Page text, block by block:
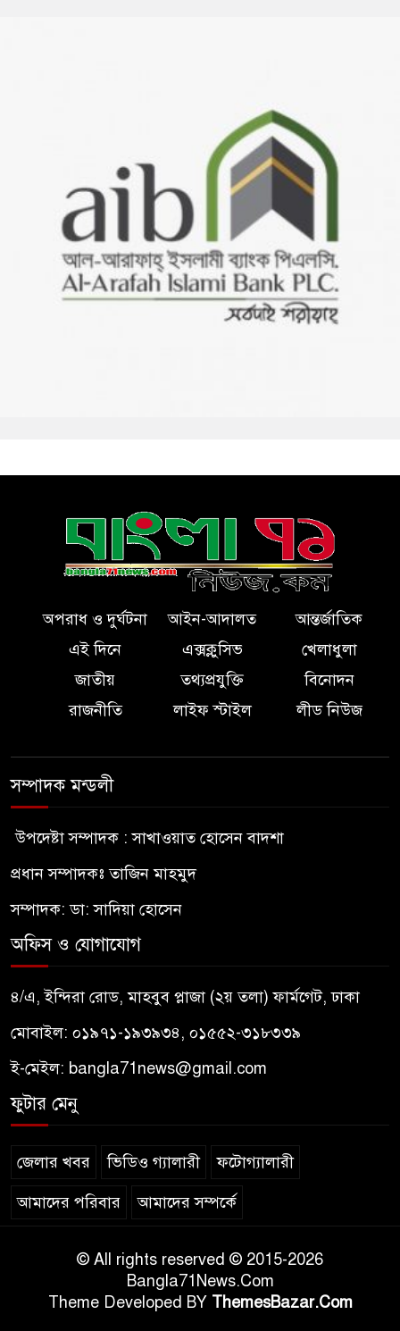
অপরাধ ও দুর্ঘটনা আইন-আদালত
আন্তর্জাতিক
এই দিনে
এক্সক্লুসিভ
খেলাধুলা
জাতীয়
তথ্যপ্রযুক্তি
বিনোদন
রাজনীতি
লাইফ স্টাইল লীড নিউজ
সম্পাদক মন্ডলী
উপদেষ্টা সম্পাদক : সাখাওয়াত হোসেন বাদশা
প্রধান সম্পাদকঃ তাজিন মাহমুদ
সম্পাদক: ডা: সাদিয়া হোসেন
অফিস ও যোগাযোগ
৪/এ, ইন্দিরা রোড, মাহবুব প্লাজা (২য় তলা) ফার্মগেট, ঢাকা
মোবাইল: ০১৯৭১-১৯৩৯৩৪, ০১৫৫২-৩১৮৩৩৯
ই-মেইল: bangla71news@gmail.com
ফুটার মেনু
জেলার খবর ভিডিও গ্যালারী ফটোগ্যালারী
আমাদের পরিবার আমাদের সম্পর্কে
© All rights reserved © 2015-2026
Bangla71News.Com
Theme Developed BY ThemesBazar.Com